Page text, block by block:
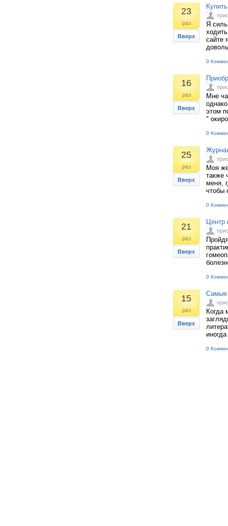
23
раз
Вверх
Я
сайте
0
16
раз
Вверх
Мне
этом
"
0
25
раз
Вверх
Моя
также
меня,
чтобы
0
21
раз
Вверх
Центр
0
15
раз
Вверх
Самые
Когда
0